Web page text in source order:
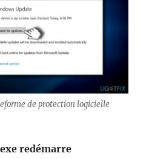
de protection logicielle
redémarre